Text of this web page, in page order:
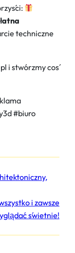
techniczne
i stwórzmy coś
#biuro
i zawsze
świetnie!